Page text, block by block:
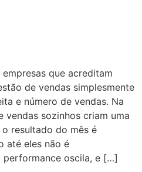
que acreditam
de vendas simplesmente
e número de vendas. Na
vendas sozinhos criam uma
resultado do mês é
até eles não é
oscila, e […]